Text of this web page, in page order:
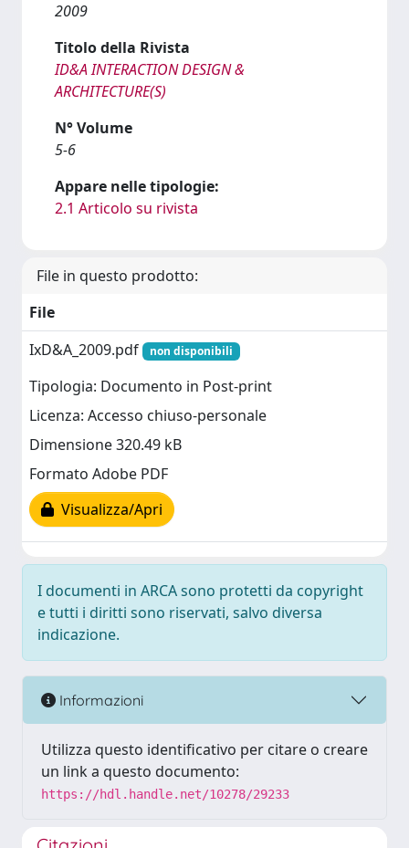
2009
Titolo della Rivista
ID&A INTERACTION DESIGN &
ARCHITECTURE(S)
N° Volume
5-6
Appare nelle tipologie:
2.1 Articolo su rivista
File in questo prodotto:
File
IxD&A_2009.pdf
non disponibili
Tipologia: Documento in Post-print
Licenza: Accesso chiuso-personale
Dimensione 320.49 kB
Formato Adobe PDF
Visualizza/Apri
I documenti in ARCA sono protetti da copyright
e tutti i diritti sono riservati, salvo diversa
indicazione.
Informazioni
Utilizza questo identificativo per citare o creare
un link a questo documento:
https://hdl.handle.net/10278/29233